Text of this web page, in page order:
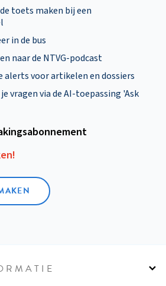
toets maken bij een
in de bus
naar de NTVG-podcast
alerts voor artikelen en dossiers
vragen via de AI-toepassing 'Ask